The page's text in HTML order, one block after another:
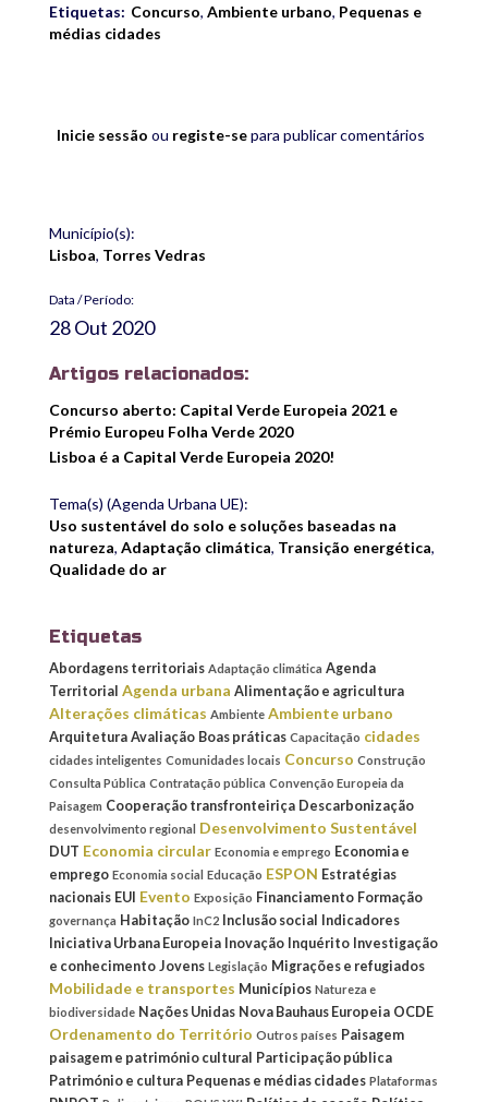
Etiquetas: Concurso, Ambiente urbano, Pequenas e
médias cidades
Inicie sessão ou registe-separa publicar comentários
Município(s):
Lisboa, Torres Vedras
Data / Período:
28 Out 2020
Artigos relacionados:
Concurso aberto: Capital Verde Europeia 2021 e
Prémio Europeu Folha Verde 2020
Lisboa é a Capital Verde Europeia 2020!
Tema(s) (Agenda Urbana UE):
Uso sustentável do solo e soluções baseadas na
natureza, Adaptação climática, Transição energética,
Qualidade do ar
Etiquetas
Abordagens territoriais Adaptação climática Agenda
Territorial Agenda urbana Alimentação e agricultura
Alterações climáticas Ambiente Ambiente urbano
Arquitetura Avaliação Boas práticas Capacitação cidades
cidades inteligentes Comunidades locais Concurso Construção
Consulta Pública Contratação pública Convenção Europeia da
Paisagem Cooperação transfronteiriça Descarbonização
desenvolvimento regional Desenvolvimento Sustentável
DUT Economia circular Economia e emprego Economia e
emprego Economia social Educação ESPON Estratégias
nacionais EUI Evento Exposição Financiamento Formação
governança Habitação InC2 Inclusão social Indicadores
Iniciativa Urbana Europeia Inovação Inquérito Investigação
e conhecimento Jovens Legislação Migrações e refugiados
Mobilidade e transportes Municípios Natureza e
biodiversidade Nações Unidas Nova Bauhaus Europeia OCDE
Ordenamento do Território Outros países Paisagem
paisagem e património cultural Participação pública
Património e cultura Pequenas e médias cidades Plataformas